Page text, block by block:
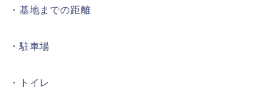
・基地までの距離
・駐車場
・トイレ